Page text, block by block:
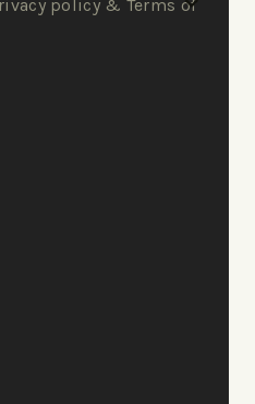
policy & Terms of